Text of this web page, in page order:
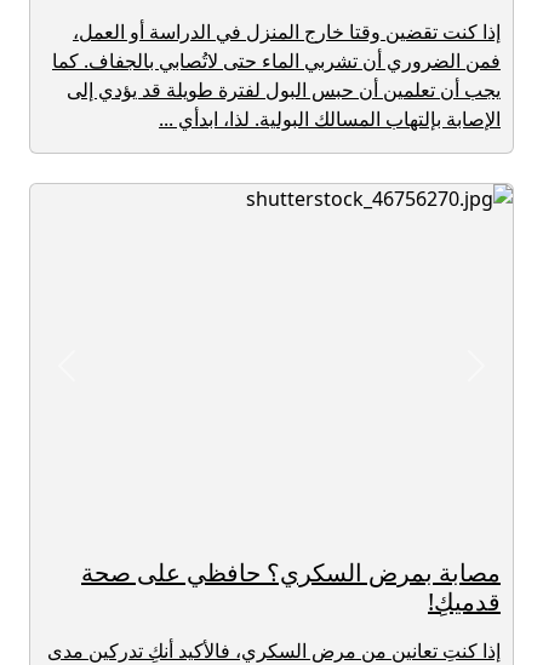
إذا كنت تقضين وقتا خارج المنزل في الدراسة أو العمل،
فمن الضروري أن تشربي الماء حتى لاتُصابي بالجفاف. كما
يجب أن تعلمين أن حبس البول لفترة طويلة قد يؤدي إلى
الإصابة بإلتهاب المسالك البولية. لذا، ابدأي ...
مصابة بمرض السكري؟ حافظي على صحة
قدميكِ!
إذا كنتِ تعانين من مرض السكري، فالأكيد أنكِ تدركين مدى